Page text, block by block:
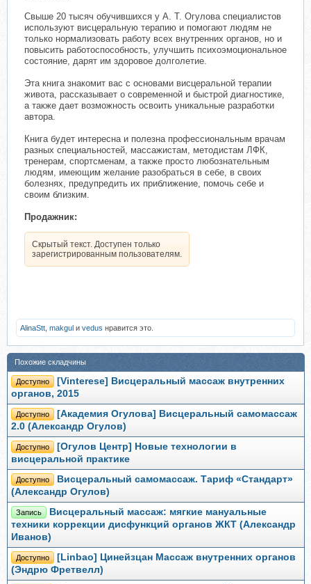
Свыше 20 тысяч обучившихся у А. Т. Огулова специалистов
используют висцеральную терапию и помогают людям не
только нормализовать работу всех внутренних органов, но и
повысить работоспособность, улучшить психоэмоциональное
состояние, дарят им здоровое долголетие.
Эта книга знакомит вас с основами висцеральной терапии
живота, рассказывает о современной и быстрой диагностике,
а также дает возможность освоить уникальные разработки
автора.
Книга будет интересна и полезна профессиональным врачам
разных специальностей, массажистам, методистам ЛФК,
тренерам, спортсменам, а также просто любознательным
людям, имеющим желание разобраться в себе, в своих
болезнях, предупредить их приближение, помочь себе и
своим близким.
Продажник:
Скрытый текст. Доступен только
зарегистрированным пользователям.
AlinaStt makgul и vedus нравится это.
Похожие складчины
Доступно
[Vinterese] Висцеральный массаж внутренних
органов, 2015
Доступно
[Академия Огулова] Висцеральный самомассаж
2.0 (Александр Огулов)
Доступно
[Огулов Центр] Новые технологии в
висцеральной практике
Доступно
Висцеральный самомассаж. Тариф «Стандарт»
(Александр Огулов)
Запись
Висцеральный массаж: мягкие мануальные
техники коррекции дисфункций органов ЖКТ (Александр
Иванов)
Доступно
[Linbao] Цинейзцан Массаж внутренних органов
(Эндрю Фретвелл)